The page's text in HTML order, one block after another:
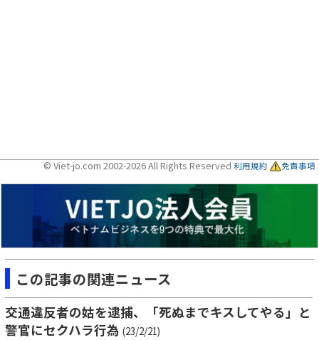
© Viet-jo.com 2002-2026 All Rights Reserved 利用規約 免責事項
この記事の関連ニュース
交通違反者の姑を逮捕、「死ぬまでキスしてやる」と
警官にセクハラ行為 (23/2/21)